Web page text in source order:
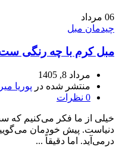
06 مرداد
چیدمان مبل
مبل کرم با چه رنگی
مرداد 8, 1405
منتشر شده در پوریا
0 نظرات
خیلی از ما فکر می‌کنیم که
دنیاست. پیش خودمان
درمی‌آید. اما دقیقاً ...